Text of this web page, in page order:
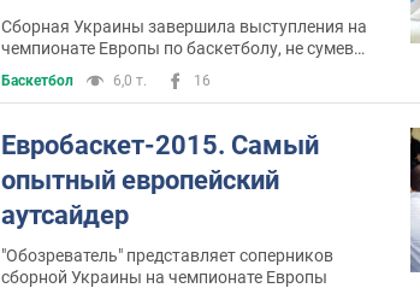
Сборная Украины завершила выступления на
чемпионате Европы по баскетболу, не сумев
Баскетбол 6,0 т. 16
Евробаскет-2015. Самый
опытный европейский
аутсайдер
"Обозреватель" представляет соперников
сборной Украины на чемпионате Европы